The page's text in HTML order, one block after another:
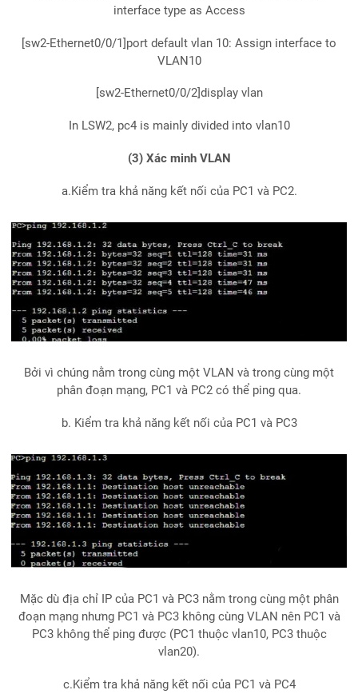
interface type as Access
[sw2-Ethernet0/0/1]port default vlan 10: Assign interface to
VLAN10
[sw2-Ethernet0/0/2]display vlan
In LSW2, pc4 is mainly divided into vlan10
(3) Xác minh VLAN
a.Kiểm tra khả năng kết nối của PC1 và PC2.
Bởi vì chúng nằm trong cùng một VLAN và trong cùng một
phân đoạn mạng, PC1 và PC2 có thể ping qua.
b. Kiểm tra khả năng kết nối của PC1 và PC3
Mặc dù địa chỉ IP của PC1 và PC3 nằm trong cùng một phân
đoạn mạng nhưng PC1 và PC3 không cùng VLAN nên PC1 và
PC3 không thể ping được (PC1 thuộc vlan10, PC3 thuộc
vlan20).
c.Kiểm tra khả năng kết nối của PC1 và PC4